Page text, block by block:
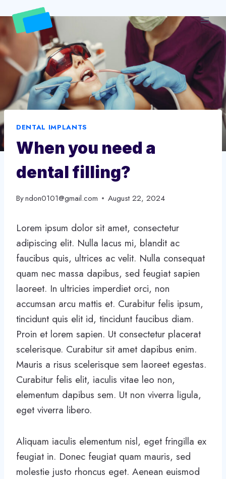
content
DENTAL IMPLANTS
When you need a
dental filling?
Byndon0101@gmail.com August 22, 2024
Lorem ipsum dolor sit amet, consectetur
adipiscing elit. Nulla lacus mi, blandit ac
faucibus quis, ultrices ac velit. Nulla consequat
quam nec massa dapibus, sed feugiat sapien
laoreet. In ultricies imperdiet orci, non
accumsan arcu mattis et. Curabitur felis ipsum,
tincidunt quis elit id, tincidunt faucibus diam.
Proin et lorem sapien. Ut consectetur placerat
scelerisque. Curabitur sit amet dapibus enim.
Mauris a risus scelerisque sem laoreet egestas.
Curabitur felis elit, iaculis vitae leo non,
elementum dapibus sem. Ut non viverra ligula,
eget viverra libero.
Aliquam iaculis elementum nisl, eget fringilla ex
feugiat in. Donec feugiat quam mauris, sed
molestie justo rhoncus eget. Aenean euismod